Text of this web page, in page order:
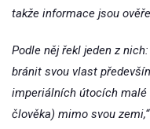
takže informace jsou
Podle něj řekl jeden z
bránit svou vlast
imperiálních útocích malé
člověka) mimo svou zemi,“